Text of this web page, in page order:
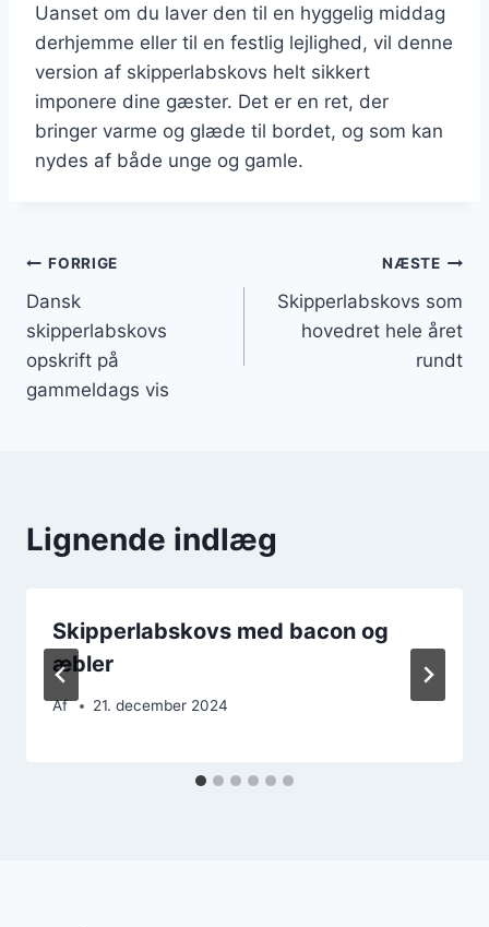
Uanset om du laver den til en hyggelig middag
derhjemme eller til en festlig lejlighed, vil denne
version af skipperlabskovs helt sikkert
imponere dine gæster. Det er en ret, der
bringer varme og glæde til bordet, og som kan
nydes af både unge og gamle.
Indlægsnavigation
FORRIGE
Dansk
skipperlabskovs
opskrift på
gammeldags vis
NÆSTE
Skipperlabskovs som
hovedret hele året
rundt
Lignende indlæg
Skipperlabskovs med bacon og
æbler
Af 21. december 2024